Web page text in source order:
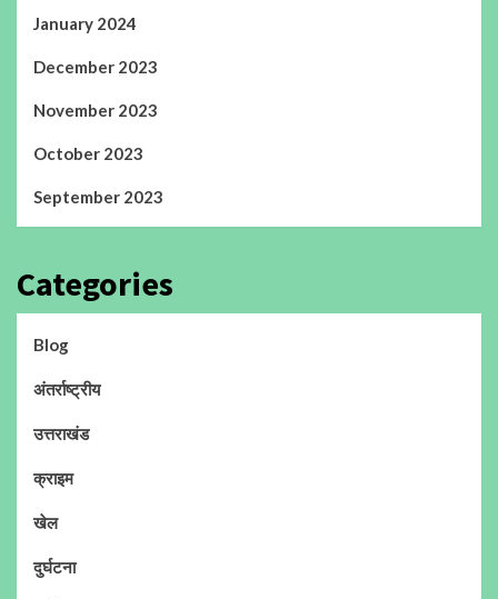
January 2024
December 2023
November 2023
October 2023
September 2023
Categories
Blog
अंतर्राष्ट्रीय
उत्तराखंड
क्राइम
खेल
दुर्घटना